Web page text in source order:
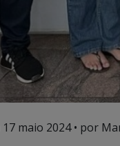
17 maio 2024• por